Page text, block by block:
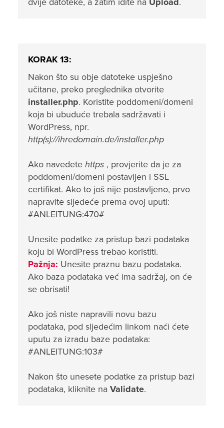
KORAK 13:
Nakon što su obje datoteke uspješno
učitane, preko preglednika otvorite
installer.php. Koristite poddomeni/domeni
koja bi ubuduće trebala sadržavati i
WordPress, npr.
http(s)://ihredomain.de/installer.php
Ako navedete https , provjerite da je za
poddomeni/domeni postavljen i SSL
certifikat. Ako to još nije postavljeno, prvo
napravite sljedeće prema ovoj uputi:
#ANLEITUNG:470#
Unesite podatke za pristup bazi podataka
koju bi WordPress trebao koristiti.
Pažnja: Unesite praznu bazu podataka.
Ako baza podataka već ima sadržaj, on će
se obrisati!
Ako još niste napravili novu bazu
podataka, pod sljedećim linkom naći ćete
uputu za izradu baze podataka:
#ANLEITUNG:103#
Nakon što unesete podatke za pristup bazi
podataka, kliknite na Validate.